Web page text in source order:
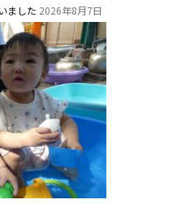
ました 2026年8月7日
ラス ]
サクラ
]